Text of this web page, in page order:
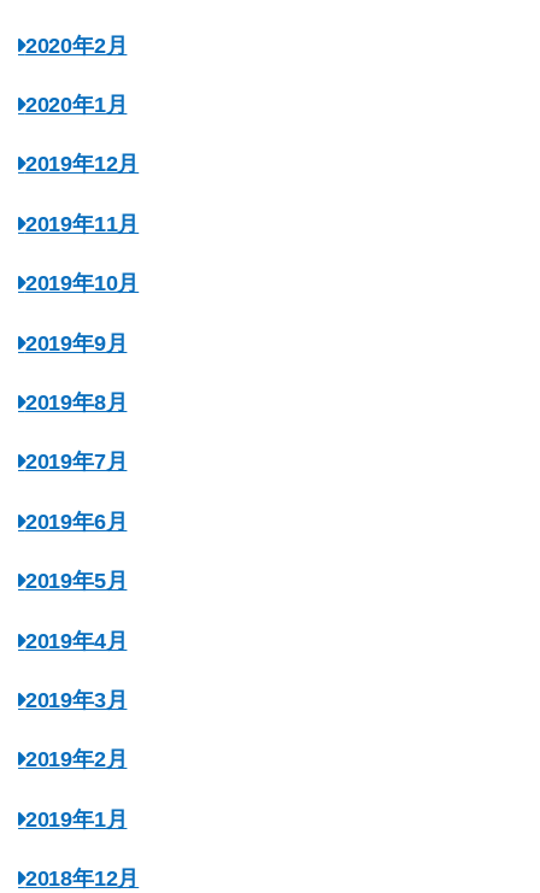
2020年2月
2020年1月
2019年12月
2019年11月
2019年10月
2019年9月
2019年8月
2019年7月
2019年6月
2019年5月
2019年4月
2019年3月
2019年2月
2019年1月
2018年12月